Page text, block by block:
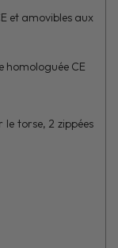
et amovibles aux
homologuée CE
le torse, 2 zippées